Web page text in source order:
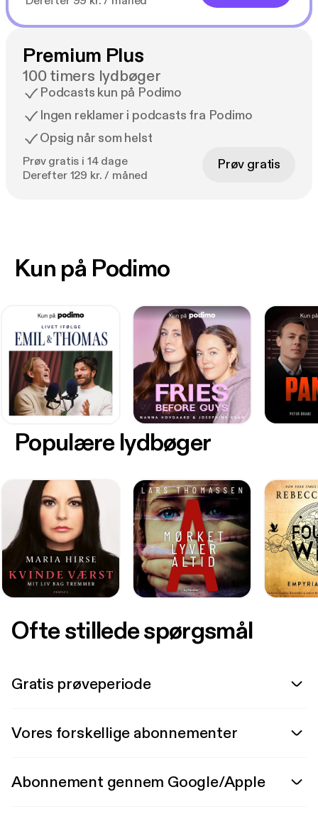
Premium Plus
100 timers lydbøger
Podcasts kun på Podimo
Ingen reklamer i podcasts fra Podimo
Opsig når som helst
Prøv gratis i 14 dage
Derefter 129 kr. / måned
Prøv gratis
Kun på Podimo
Populære lydbøger
Ofte stillede spørgsmål
Gratis prøveperiode
Vores forskellige abonnementer
Abonnement gennem Google/Apple